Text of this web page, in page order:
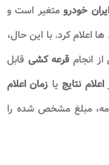
ایران خودرومتغیر است و
ها اعلام کرد. با این حال،
انجامقرعه کشی قابل
اعلام نتایج یا زمان اعلام
مبلغ مشخص شده را